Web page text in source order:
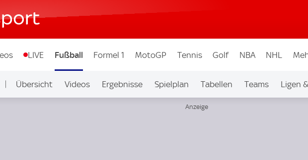
LIVE Fußball Formel 1 MotoGP Tennis Golf NBA NHL
Übersicht Videos Ergebnisse Spielplan Tabellen Teams Ligen